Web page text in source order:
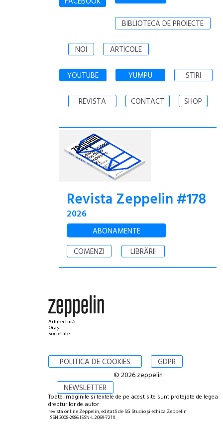
BIBLIOTECA DE PROIECTE
NOI ARTICOLE
YOUTUBE YUMPU STIRI
REVISTA CONTACT SHOP
Revista Zeppelin #178
2026
ABONAMENTE
COMENZI
LIBRĂRII
Arhitectură.
Oraș.
Societate.
POLITICA DE COOKIES GDPR
NEWSLETTER
© 2026 zeppelin
Toate imaginile si textele de pe acest site sunt protejate de legea
drepturilor de autor
revista online Zeppelin, editată de SG Studio și echipa Zeppelin
ISSN 3008-2986 ISSN-L 2069-721X